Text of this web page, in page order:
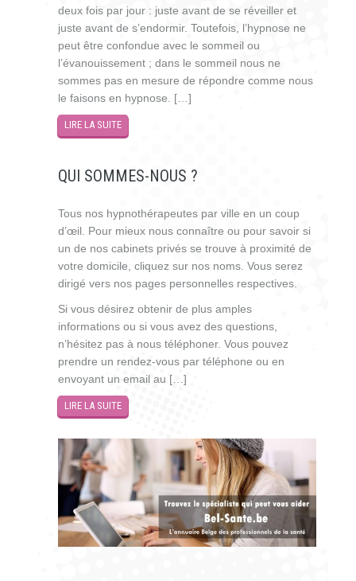
deux fois par jour : juste avant de se réveiller et
juste avant de s’endormir. Toutefois, l’hypnose ne
peut être confondue avec le sommeil ou
l’évanouissement ; dans le sommeil nous ne
sommes pas en mesure de répondre comme nous
le faisons en hypnose. […]
LIRE LA SUITE
QUI SOMMES-NOUS ?
Tous nos hypnothérapeutes par ville en un coup
d’œil. Pour mieux nous connaître ou pour savoir si
un de nos cabinets privés se trouve à proximité de
votre domicile, cliquez sur nos noms. Vous serez
dirigé vers nos pages personnelles respectives.
Si vous désirez obtenir de plus amples
informations ou si vous avez des questions,
n’hésitez pas à nous téléphoner. Vous pouvez
prendre un rendez-vous par téléphone ou en
envoyant un email au […]
LIRE LA SUITE